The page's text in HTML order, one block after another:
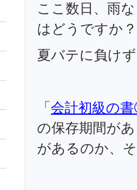
ここ数日、雨
はどうですか？
夏バテに負け
「会計初級の
の保存期間が
があるのか、